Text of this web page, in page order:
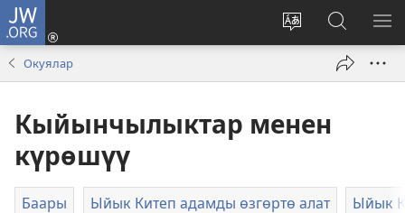
JW.ORG
Башка
тандоо
Кирүү
(жаңы
JW.ORG
сайтынан
Окуялар
Кыйынчылыктар менен
күрөшүү
Баары Ыйык Китеп адамды өзгөртө алат Ыйык